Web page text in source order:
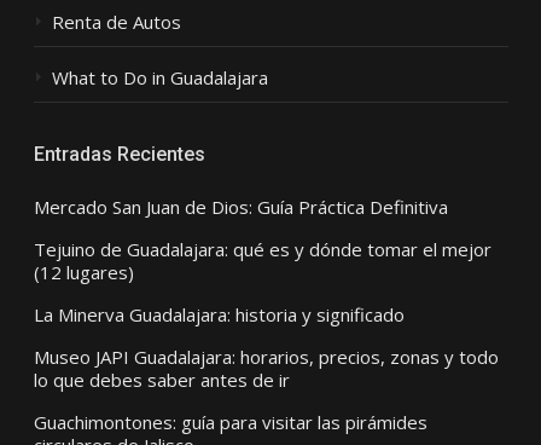
Renta de Autos
What to Do in Guadalajara
Entradas Recientes
Mercado San Juan de Dios: Guía Práctica Definitiva
Tejuino de Guadalajara: qué es y dónde tomar el mejor
(12 lugares)
La Minerva Guadalajara: historia y significado
Museo JAPI Guadalajara: horarios, precios, zonas y todo
lo que debes saber antes de ir
Guachimontones: guía para visitar las pirámides